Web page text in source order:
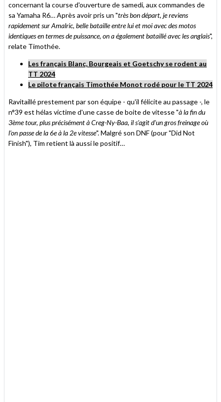
concernant la course d'ouverture de samedi, aux commandes de
sa Yamaha R6… Après avoir pris un "très bon départ, je reviens
rapidement sur Amalric, belle bataille entre lui et moi avec des motos
identiques en termes de puissance, on a également bataillé avec les anglais",
relate Timothée.
Les français Blanc, Bourgeais et Goetschy se rodent au
TT 2024
Le pilote français Timothée Monot rodé pour le TT 2024
Ravitaillé prestement par son équipe - qu'il félicite au passage -, le
n°39 est hélas victime d'une casse de boite de vitesse "à la fin du
3ème tour, plus précisément à Creg-Ny-Baa, il s’agit d’un gros freinage où
l’on passe de la 6e à la 2e vitesse". Malgré son DNF (pour "Did Not
Finish"), Tim retient là aussi le positif…